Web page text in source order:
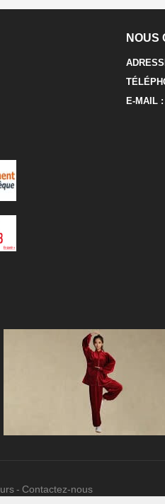
NOUS
E-MAIL :
Contactez-nous